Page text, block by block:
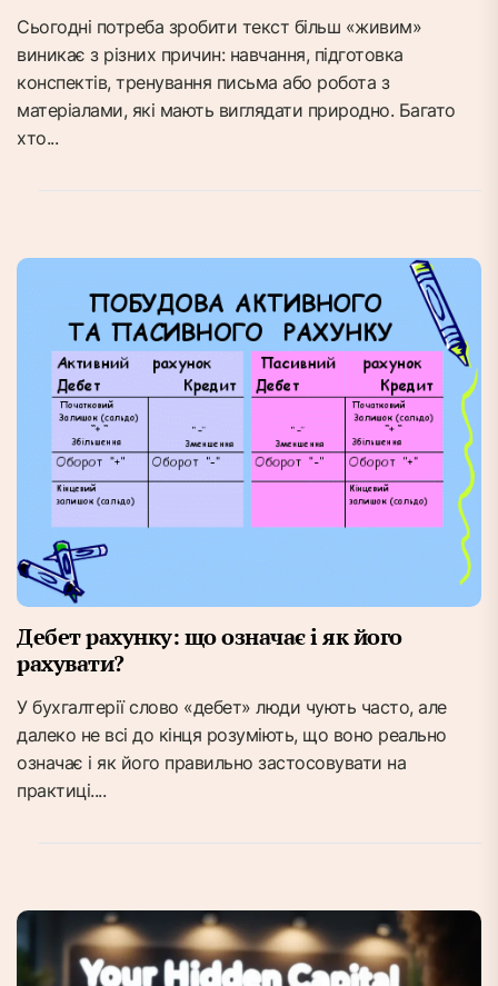
Сьогодні потреба зробити текст більш «живим»
виникає з різних причин: навчання, підготовка
конспектів, тренування письма або робота з
матеріалами, які мають виглядати природно. Багато
хто...
Дебет рахунку: що означає і як його
рахувати?
У бухгалтерії слово «дебет» люди чують часто, але
далеко не всі до кінця розуміють, що воно реально
означає і як його правильно застосовувати на
практиці....